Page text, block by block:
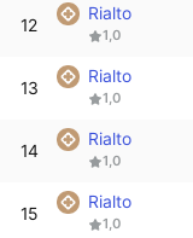
12
Rialto
1,0
13
Rialto
1,0
14
Rialto
1,0
15
Rialto
1,0